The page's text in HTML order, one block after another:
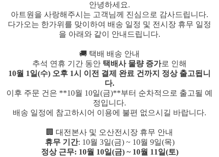
안녕하세요.
아트원을 사랑해주시는 고객님께 진심으로 감사드립니다.
다가오는 한가위를 맞이하여 배송 일정 및 전시장 휴무 일정
을 아래와 같이 안내드립니다.
🚚 택배 배송 안내
추석 연휴 기간 동안 택배사 물량 증가로 인해
10월 1일(수) 오후 1시 이전 결제 완료 건까지 정상 출고됩니
다.
이후 주문 건은 **10월 10일(금)**부터 순차적으로 출고될 예
정입니다.
배송 일정에 참고하시어 이용에 불편 없으시길 바랍니다.
🏢 대전본사 및 오산전시장 휴무 안내
휴무 기간: 10월 3일(금) ~ 10월 9일(목)
정상 근무: 10월 10일(금) ~ 10월 11일(토)